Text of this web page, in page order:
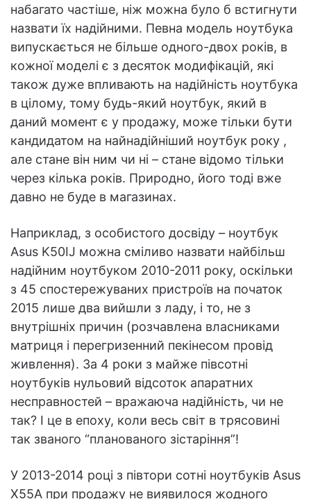
набагато частіше, ніж можна було б встигнути
назвати їх надійними. Певна модель ноутбука
випускається не більше одного-двох років, в
кожної моделі є з десяток модифікацій, які
також дуже впливають на надійність ноутбука
в цілому, тому будь-який ноутбук, який в
даний момент є у продажу, може тільки бути
кандидатом на найнадійніший ноутбук року ,
але стане він ним чи ні – стане відомо тільки
через кілька років. Природно, його тоді вже
давно не буде в магазинах.
Наприклад, з особистого досвіду – ноутбук
Asus K50IJ можна сміливо назвати найбільш
надійним ноутбуком 2010-2011 року, оскільки
з 45 спостережуваних пристроїв на початок
2015 лише два вийшли з ладу, і то, не з
внутрішніх причин (розчавлена власниками
матриця і перегризенний пекінесом провід
живлення). За 4 роки з майже півсотні
ноутбуків нульовий відсоток апаратних
несправностей – вражаюча надійність, чи не
так? І це в епоху, коли весь світ в трясовині
так званого “планованого зістаріння”!
У 2013-2014 році з півтори сотні ноутбуків Asus
X55A при продажу не виявилося жодного